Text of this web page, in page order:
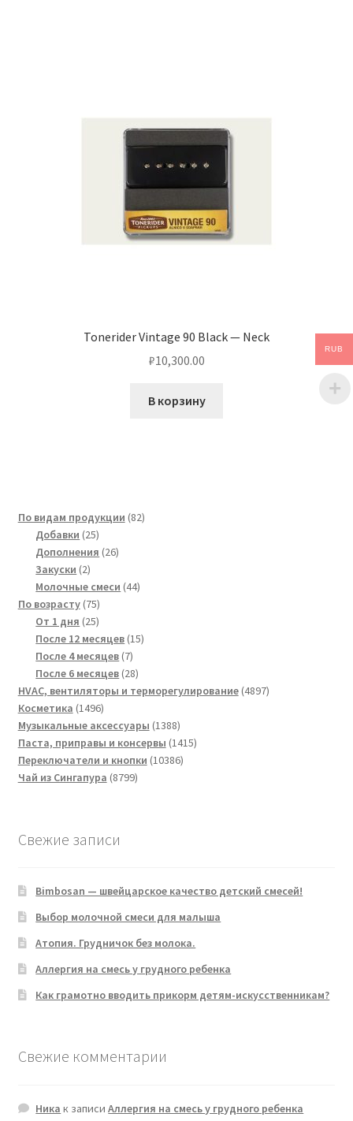
Tonerider Vintage 90 Black — Neck
₽10,300.00
В корзину
По видам продукции 8282
Добавки 2525
товаров
Дополнения 2626
Закуски 22
товара
Молочные смеси 4444
По возрасту 7575
товаров
От 1 дня 2525
товаров
После 12 месяцев 1515
После 4 месяцев 77
товаров
После 6 месяцев 2828
товаров
HVAC, вентиляторы и терморегулирование 48974897
Косметика 14961496
товаров
Музыкальные аксессуары 13881388
товаров
Паста, приправы и консервы 14151415
Переключатели и кнопки 1038610386
Чай из Сингапура 87998799
Свежие записи
Bimbosan — швейцарское качество детский смесей!
Выбор молочной смеси для малыша
Атопия. Грудничок без молока.
Аллергия на смесь у грудного ребенка
Как грамотно вводить прикорм детям-искусственникам?
Свежие комментарии
Ника к записиАллергия на смесь у грудного ребенка
RUB